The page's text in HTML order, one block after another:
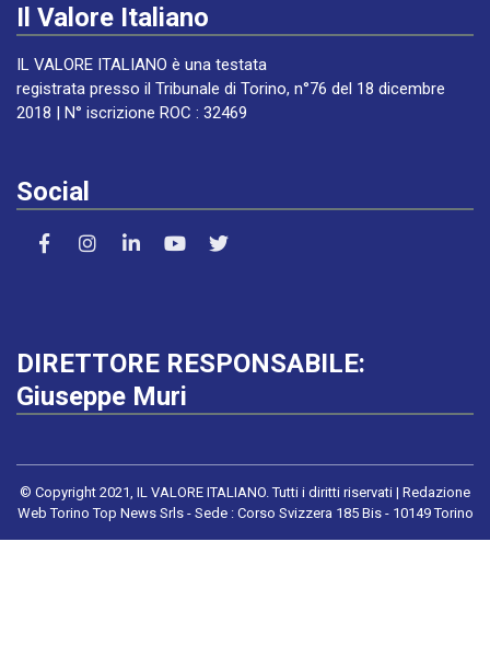
Il Valore Italiano
IL VALORE ITALIANO è una testata
registrata presso il Tribunale di Torino, n°76 del 18 dicembre
2018 | N° iscrizione ROC : 32469
Social
DIRETTORE RESPONSABILE:
Giuseppe Muri
© Copyright 2021, IL VALORE ITALIANO. Tutti i diritti riservati | Redazione
Web Torino Top News Srls - Sede : Corso Svizzera 185 Bis - 10149 Torino